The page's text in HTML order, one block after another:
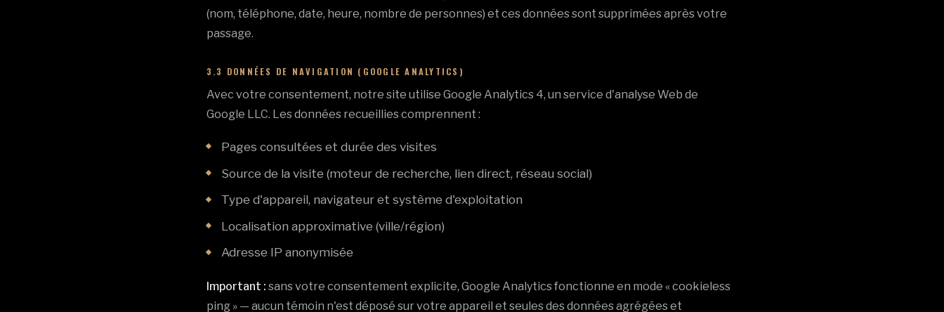
(nom, téléphone, date, heure, nombre de personnes) et ces données sont supprimées après votre
passage.
3.3 DONNÉES DE NAVIGATION (GOOGLE ANALYTICS)
Avec votre consentement, notre site utilise Google Analytics 4, un service d'analyse Web de
Google LLC. Les données recueillies comprennent :
Pages consultées et durée des visites
Source de la visite (moteur de recherche, lien direct, réseau social)
Type d'appareil, navigateur et système d'exploitation
Localisation approximative (ville/région)
Adresse IP anonymisée
Important : sans votre consentement explicite, Google Analytics fonctionne en mode « cookieless
ping » — aucun témoin n'est déposé sur votre appareil et seules des données agrégées et